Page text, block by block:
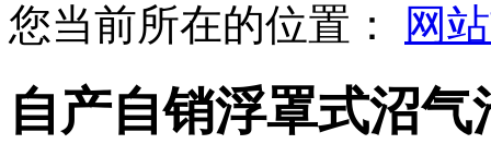
您当前所在的位置： 网
自产自销浮罩式沼气